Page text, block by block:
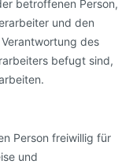
betroffenen Person,
und den
des
befugt sind,
Person freiwillig für
und